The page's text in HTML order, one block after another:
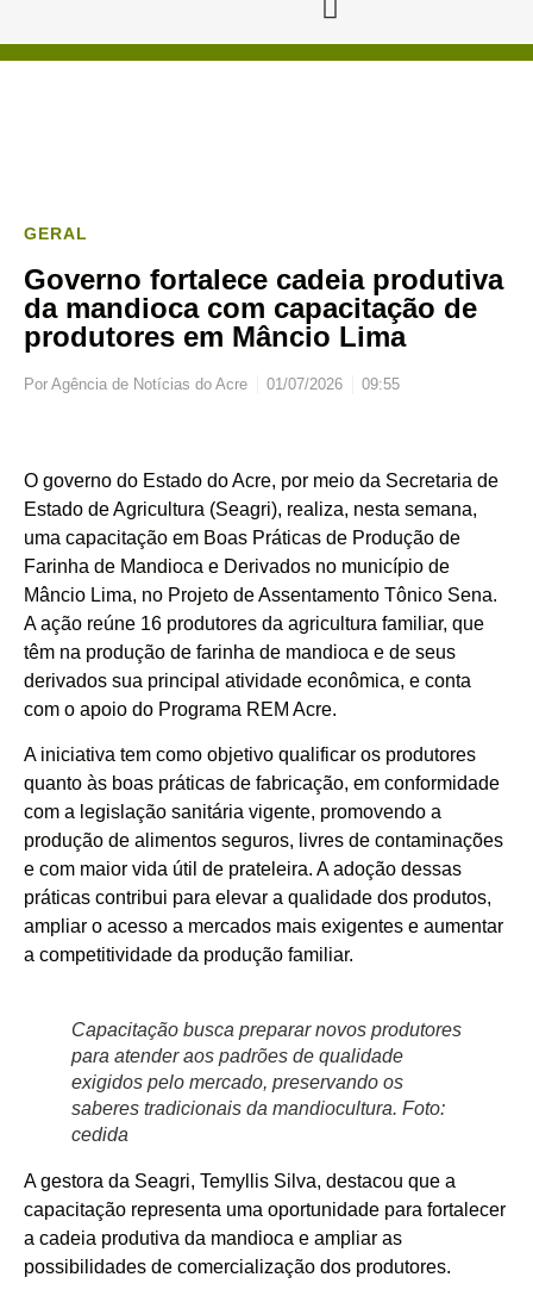
GERAL
Governo fortalece cadeia produtiva
da mandioca com capacitação de
produtores em Mâncio Lima
Por Agência de Notícias do Acre 01/07/2026 09:55
O governo do Estado do Acre, por meio da Secretaria de
Estado de Agricultura (Seagri), realiza, nesta semana,
uma capacitação em Boas Práticas de Produção de
Farinha de Mandioca e Derivados no município de
Mâncio Lima, no Projeto de Assentamento Tônico Sena.
A ação reúne 16 produtores da agricultura familiar, que
têm na produção de farinha de mandioca e de seus
derivados sua principal atividade econômica, e conta
com o apoio do Programa REM Acre.
A iniciativa tem como objetivo qualificar os produtores
quanto às boas práticas de fabricação, em conformidade
com a legislação sanitária vigente, promovendo a
produção de alimentos seguros, livres de contaminações
e com maior vida útil de prateleira. A adoção dessas
práticas contribui para elevar a qualidade dos produtos,
ampliar o acesso a mercados mais exigentes e aumentar
a competitividade da produção familiar.
Capacitação busca preparar novos produtores
para atender aos padrões de qualidade
exigidos pelo mercado, preservando os
saberes tradicionais da mandiocultura. Foto:
cedida
A gestora da Seagri, Temyllis Silva, destacou que a
capacitação representa uma oportunidade para fortalecer
a cadeia produtiva da mandioca e ampliar as
possibilidades de comercialização dos produtores.